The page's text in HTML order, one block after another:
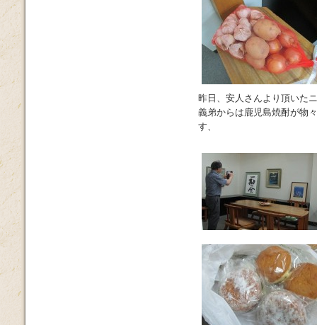
昨日、安人さんより頂いた
義弟からは鹿児島焼酎が物
す、